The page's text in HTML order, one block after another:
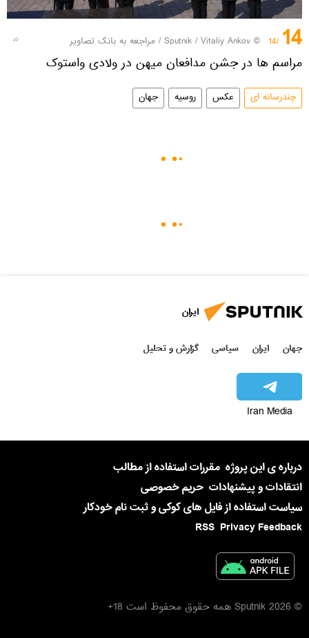
14
/14
© Sputnik / Vitaliy Ankov
/ مراجعه به بانک تصاویر
مراسم ها در جشن مدافعان میهن در ولادی واستوک
چندرسانه ای عکس روسیه جهان
ایران
جهان ایران سیاسی گزارش و تحلیل
Iran Media
درباره ی این پروژه مقررات استفاده از مطالب
انتقادات و پیشنهادات حریم خصوصی
سیاست استفاده از فایل های کوکی و ثبت نام خودکار
Privacy Feedback
RSS
© 2026 Sputnik همه حقوق محفوظ است 18+